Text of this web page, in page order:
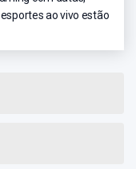
ao vivo estão